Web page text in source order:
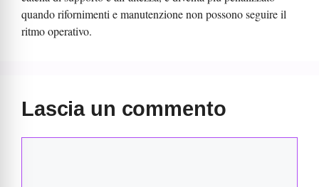
quando rifornimenti e manutenzione non possono seguire il
ritmo operativo.
Lascia un commento